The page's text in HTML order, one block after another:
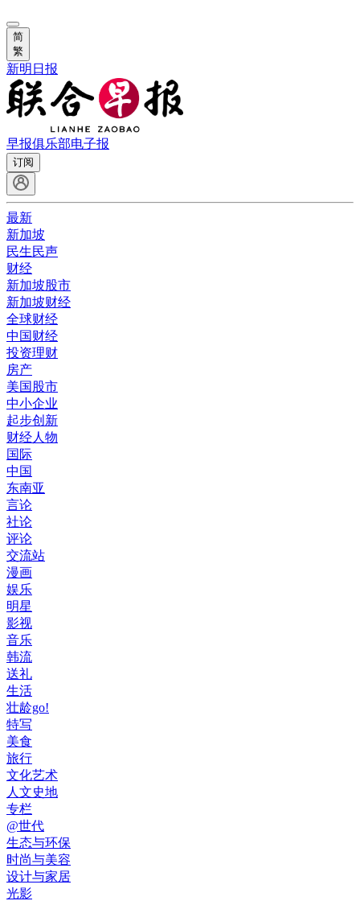
简
繁
新明日报
早报俱乐部电子报
订阅
最新
新加坡
民生民声
财经
新加坡股市
新加坡财经
全球财经
中国财经
投资理财
房产
美国股市
中小企业
起步创新
财经人物
国际
中国
东南亚
言论
社论
评论
交流站
漫画
娱乐
明星
影视
音乐
韩流
送礼
生活
壮龄go!
特写
美食
旅行
文化艺术
人文史地
专栏
@世代
生态与环保
时尚与美容
设计与家居
光影